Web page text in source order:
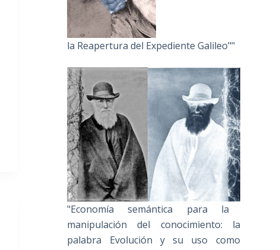
la Reapertura del Expediente Galileo""
"Economía semántica para la
manipulación del conocimiento: la
palabra Evolución y su uso como